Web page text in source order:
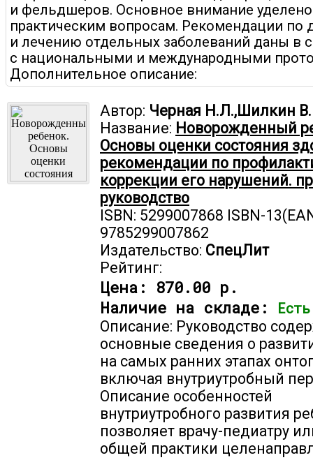
и фельдшеров. Основное внимание уделено
практическим вопросам. Рекомендации по
и лечению отдельных заболеваний даны в
с национальными и международными
Дополнительное описание:
Автор: Черная Н.Л.,Шилкин
Название: Новорожденный
Основы оценки состояния
рекомендации по
коррекции его нарушений.
руководство
ISBN: 5299007868 ISBN-
9785299007862
Издательство: СпецЛит
Рейтинг:
Цена: 870.00 р.
Наличие на складе:
Описание: Руководство
основные сведения о
на самых ранних этапах
включая внутриутробный
Описание особенностей
внутриутробного развития
позволяет врачу-педиатру
общей практики